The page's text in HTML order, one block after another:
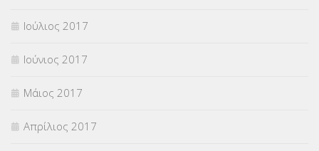
Ιούλιος 2017
Ιούνιος 2017
Μάιος 2017
Απρίλιος 2017